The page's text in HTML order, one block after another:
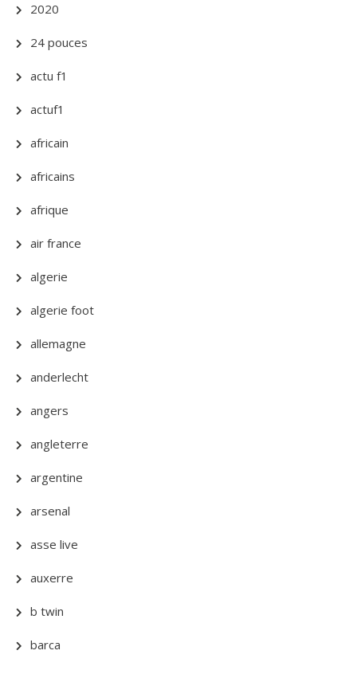
2020
24 pouces
actu f1
actuf1
africain
africains
afrique
air france
algerie
algerie foot
allemagne
anderlecht
angers
angleterre
argentine
arsenal
asse live
auxerre
b twin
barca